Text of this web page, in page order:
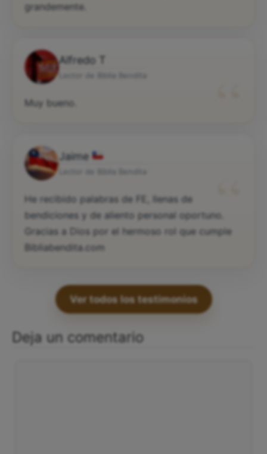
grandemente.
Alfredo T
Muy bueno.
Jaime
“
He recibido palabras de FE, llenas de
bendiciones y de aliento personal oportuno.
Gracias a Dios por el hermoso rol que cumple
Bibliabendita.com
Ver todos los testimonios
Deja un comentario